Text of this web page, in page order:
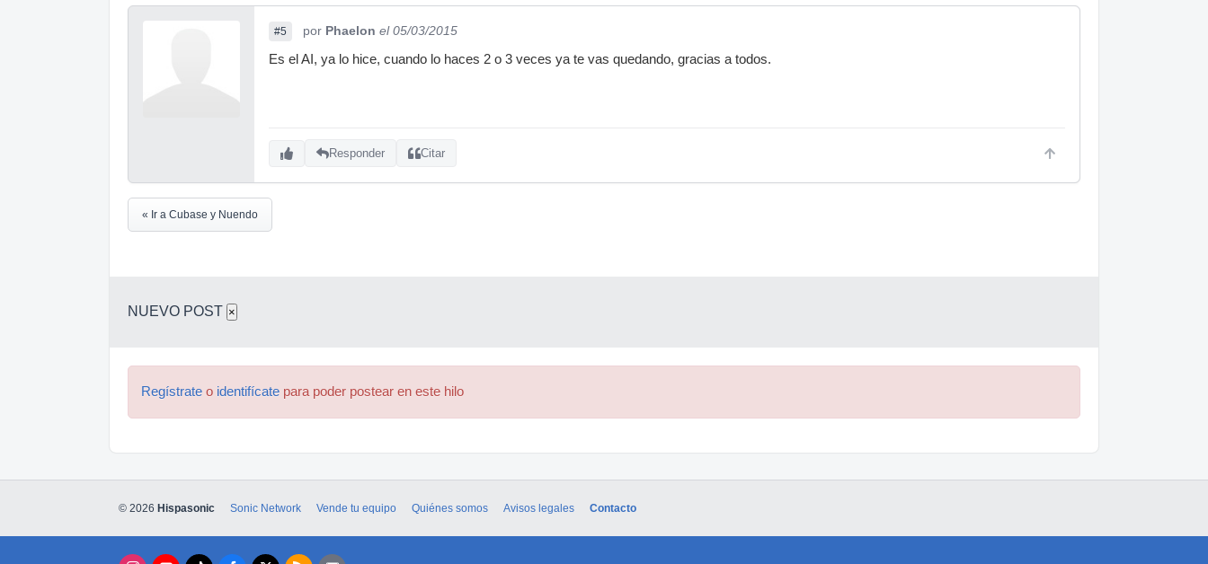
#5 por Phaelon el 05/03/2015
Es el AI, ya lo hice, cuando lo haces 2 o 3 veces ya te vas quedando, gracias a todos.
Responder Citar
« Ir a Cubase y Nuendo
NUEVO POST ×
Regístrate o identifícate para poder postear en este hilo
© 2026 Hispasonic Sonic Network Vende tu equipo Quiénes somos Avisos legales Contacto